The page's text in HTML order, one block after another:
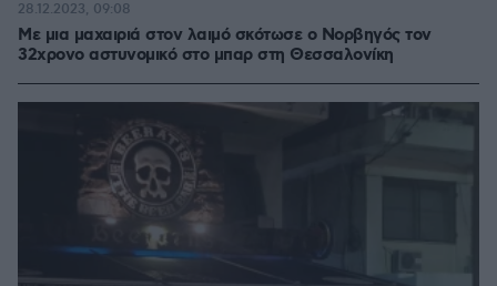
Με μια μαχαιριά στον λαιμό σκότωσε ο Νορβηγός τον
32χρονο αστυνομικό στο μπαρ στη Θεσσαλονίκη
28.12.2023, 09:08